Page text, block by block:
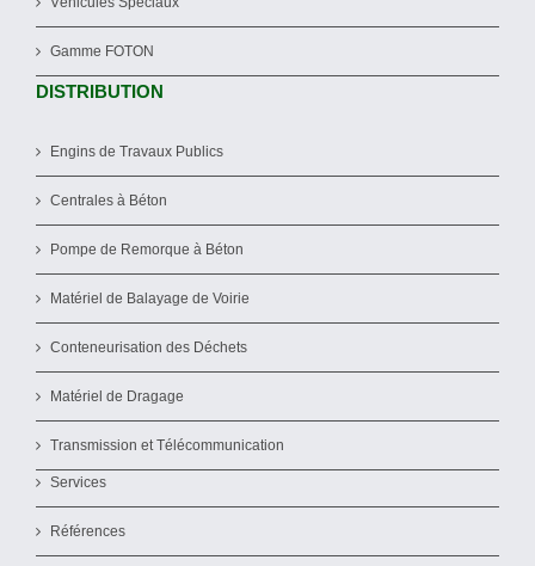
Gamme FOTON
DISTRIBUTION
Engins de Travaux Publics
Centrales à Béton
Pompe de Remorque à Béton
Matériel de Balayage de Voirie
Conteneurisation des Déchets
Matériel de Dragage
Transmission et Télécommunication
Services
Références